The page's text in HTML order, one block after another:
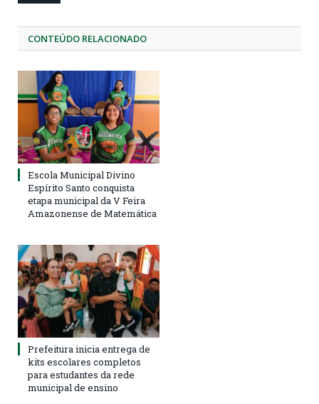
CONTEÚDO RELACIONADO
Escola Municipal Divino
Espírito Santo conquista
etapa municipal da V Feira
Amazonense de Matemática
Prefeitura inicia entrega de
kits escolares completos
para estudantes da rede
municipal de ensino